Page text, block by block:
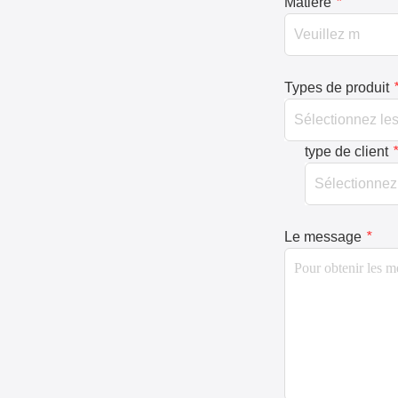
Types de produit *
type de client *
Le message *